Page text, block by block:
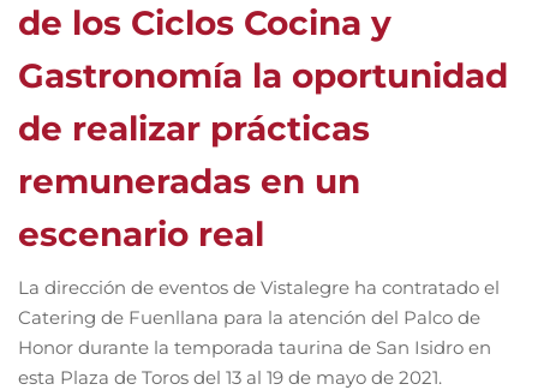
de los Ciclos Cocina y
Gastronomía la oportunidad
de realizar prácticas
remuneradas en un
escenario real
La dirección de eventos de Vistalegre ha contratado el
Catering de Fuenllana para la atención del Palco de
Honor durante la temporada taurina de San Isidro en
esta Plaza de Toros del 13 al 19 de mayo de 2021.